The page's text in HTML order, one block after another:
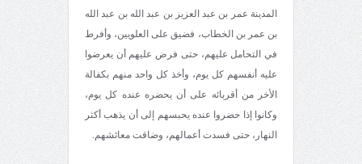
المدينة عمر بن عبد العزيز بن عبد الله بن عبد الله
بن عمر بن الخطاب، فضيق على العلويين، وأفرط
في التحامل عليهم، حتى فرض عليهم أن يعرضوا
عليه أنفسهم كل يوم، وأخذ كل واحد منهم بكفالة
الأخر من أقربائه على أن يحضره عنده كل يوم،
وكانوا إذا حضروا عنده يحبسهم إلى أن يذهب أكثر
النهار، حتى فسدت أعمالهم، وضاقت معائشهم.